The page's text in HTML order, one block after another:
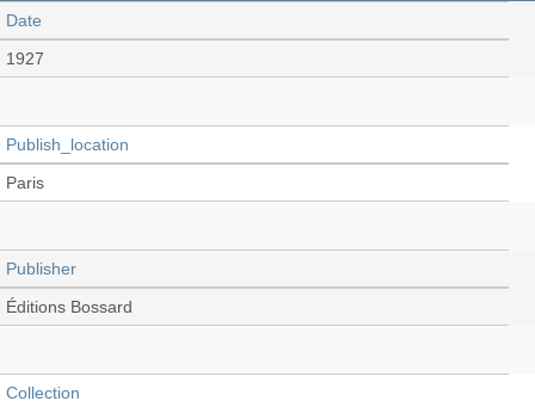
Date
1927
Publish_location
Paris
Publisher
Éditions Bossard
Collection